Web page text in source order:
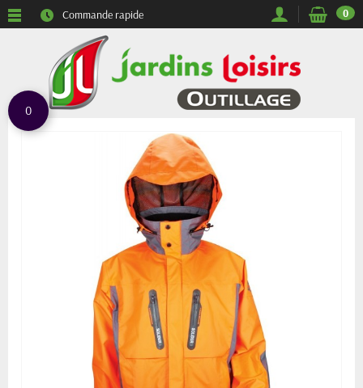
0
Commande rapide 0